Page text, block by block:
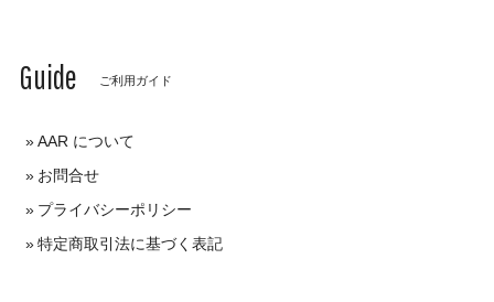
Guide ご利用ガイド
AAR について
お問合せ
プライバシーポリシー
特定商取引法に基づく表記